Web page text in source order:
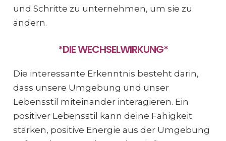
und Schritte zu unternehmen, um sie zu
ändern.
*DIE WECHSELWIRKUNG*
Die interessante Erkenntnis besteht darin,
dass unsere Umgebung und unser
Lebensstil miteinander interagieren. Ein
positiver Lebensstil kann deine Fähigkeit
stärken, positive Energie aus der Umgebung